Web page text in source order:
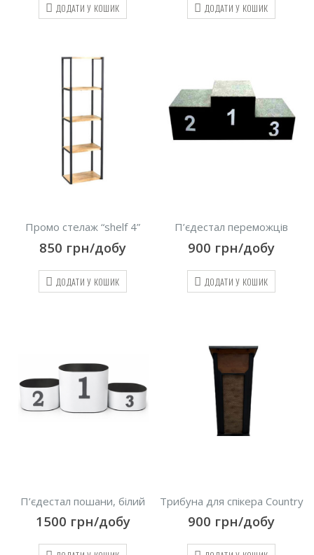
ДОДАТИ У КОШИК ДОДАТИ У КОШИК
Промо стелаж “shelf 4”
850 грн/добу
ДОДАТИ У КОШИК
П’єдестал переможців
900 грн/добу
ДОДАТИ У КОШИК
П’єдестал пошани, білий
1500 грн/добу
Трибуна для спікера Country
900 грн/добу